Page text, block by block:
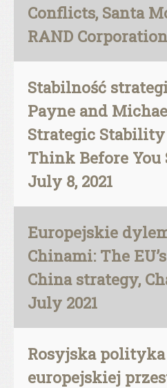
Conflicts, Santa
RAND
Stabilność
Payne and
Strategic Stability
Think Before You
July 8, 2021
Europejskie
Chinami: The
China strategy,
July 2021
Rosyjska
europejskiej